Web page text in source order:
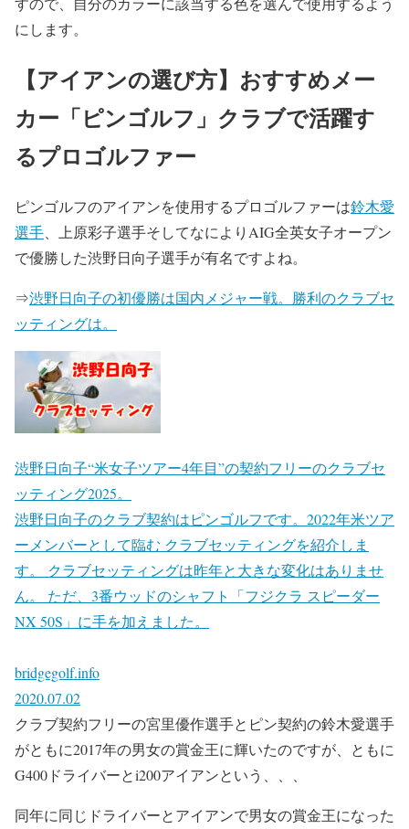
にします。
【アイアンの選び方】おすすめメー
カー「ピンゴルフ」クラブで活躍す
るプロゴルファー
ピンゴルフのアイアンを使用するプロゴルファーは鈴木愛
選手 、上原彩子選手そしてなによりAIG全英女子オープン
で優勝した渋野日向子選手が有名ですよね。
⇒渋野日向子の初優勝は国内メジャー戦。勝利のクラブセ
ッティングは。
渋野日向子“米女子ツアー4年目”の契約フリーのクラブセ
ッティング2025。
渋野日向子のクラブ契約はピンゴルフです。2022年米ツア
ーメンバーとして臨む クラブセッティングを紹介しま
す。 クラブセッティングは昨年と大きな変化はありませ
ん。 ただ、3番ウッドのシャフト「フジクラ スピーダー
NX 50S」に手を加えました。
bridgegolf.info
2020.07.02
クラブ契約フリーの宮里優作選手とピン契約の鈴木愛選手
がともに2017年の男女の賞金王に輝いたのですが、ともに
G400ドライバーとi200アイアンという、、、
同年に同じドライバーとアイアンで男女の賞金王になった